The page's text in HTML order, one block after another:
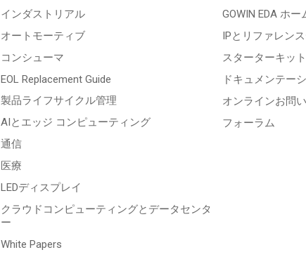
インダストリアル
オートモーティブ
コンシューマ
EOL Replacement Guide
製品ライフサイクル管理
AIとエッジ コンピューティング
通信
医療
LEDディスプレイ
クラウドコンピューティングとデータセンタ
ー
White Papers
GOWIN EDA ホー
IPとリファレン
スターターキッ
ドキュメンテー
オンラインお問
フォーラム